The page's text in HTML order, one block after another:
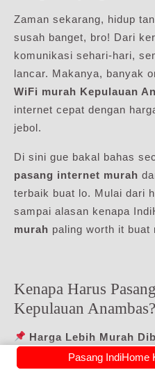
Zaman sekarang, hidup
susah banget, bro! Dari
komunikasi sehari-hari,
lancar. Makanya, banyak
WiFi murah Kepulauan
internet cepat dengan
jebol.
Di sini gue bakal bahas
pasang internet murah
terbaik buat lo. Mulai dari
sampai alasan kenapa
murah paling worth it buat
Kenapa Harus
Kepulauan Anambas?
Harga Lebih Murah
Lo masih pake kuota HP
Pasang IndiHome